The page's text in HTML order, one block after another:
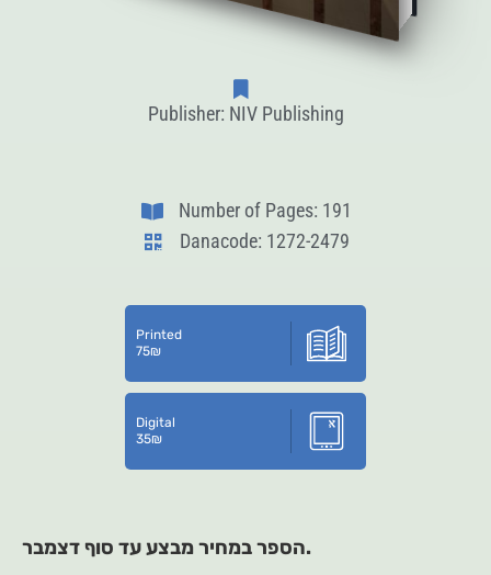
Publisher: NIV Publishing
Number of Pages: 191
Danacode: 1272-2479
Printed
75₪
Digital
35₪
הספר במחיר מבצע עד סוף דצמבר.